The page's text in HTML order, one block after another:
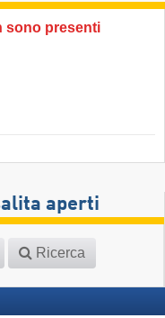
sono presenti
aperti
Ricerca